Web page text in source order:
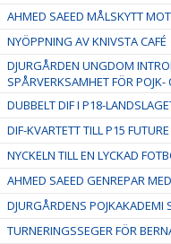
AHMED SAEED MÅLSKYTT
NYÖPPNING AV KNIVSTA CAFÉ
DJURGÅRDEN UNGDOM
SPÅRVERKSAMHET FÖR POJK-
DUBBELT DIF I P18-
DIF-KVARTETT TILL P15
NYCKELN TILL EN LYCKAD
AHMED SAEED GENREPAR
DJURGÅRDENS POJKAKADEMI
TURNERINGSSEGER FÖR